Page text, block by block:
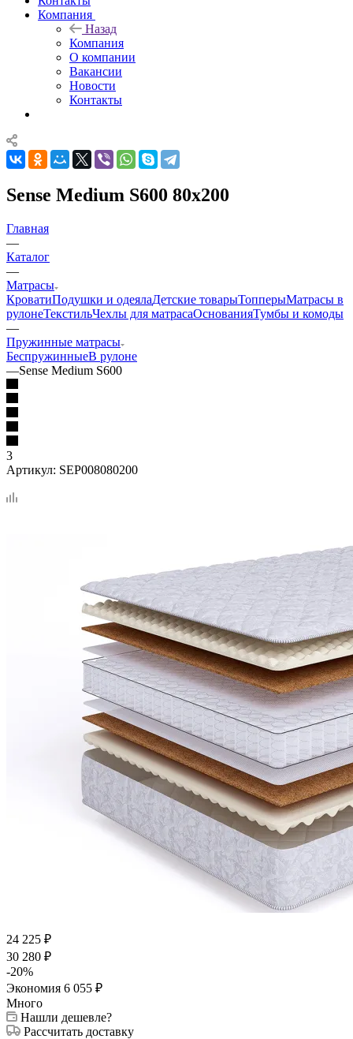
Компания
Назад
Компания
О компании
Вакансии
Новости
Контакты
Sense Medium S600 80x200
Главная
—
Каталог
—
Матрасы
КроватиПодушки и одеялаДетские товарыТопперыМатрасы в
рулонеТекстильЧехлы для матрасаОснованияТумбы и комоды
—
Пружинные матрасы
БеспружинныеВ рулоне
—Sense Medium S600
3
Артикул: SEP008080200
24 225 ₽
30 280 ₽
-20%
Экономия 6 055 ₽
Много
Нашли дешевле?
Рассчитать доставку